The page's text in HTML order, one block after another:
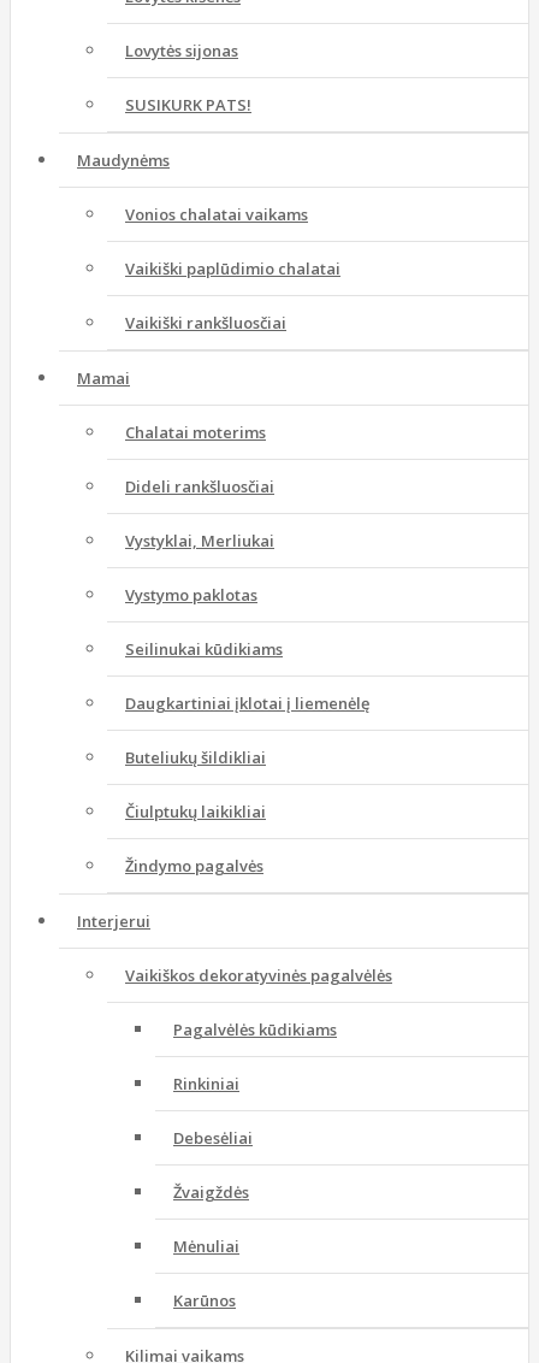
Lovytės sijonas
SUSIKURK PATS!
Maudynėms
Vonios chalatai vaikams
Vaikiški paplūdimio chalatai
Vaikiški rankšluosčiai
Mamai
Chalatai moterims
Dideli rankšluosčiai
Vystyklai, Merliukai
Vystymo paklotas
Seilinukai kūdikiams
Daugkartiniai įklotai į liemenėlę
Buteliukų šildikliai
Čiulptukų laikikliai
Žindymo pagalvės
Interjerui
Vaikiškos dekoratyvinės pagalvėlės
Pagalvėlės kūdikiams
Rinkiniai
Debesėliai
Žvaigždės
Mėnuliai
Karūnos
Kilimai vaikams